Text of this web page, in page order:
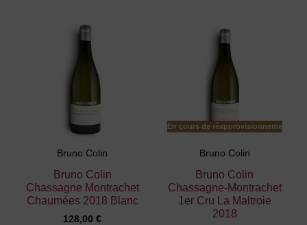
Bruno Colin
Bruno Colin
Chassagne Montrachet
Chaumées 2018 Blanc
128,00 €
En cours de réapprovisionnement
Bruno Colin
Bruno Colin
Chassagne-Montrachet
1er Cru La Maltroie
2018